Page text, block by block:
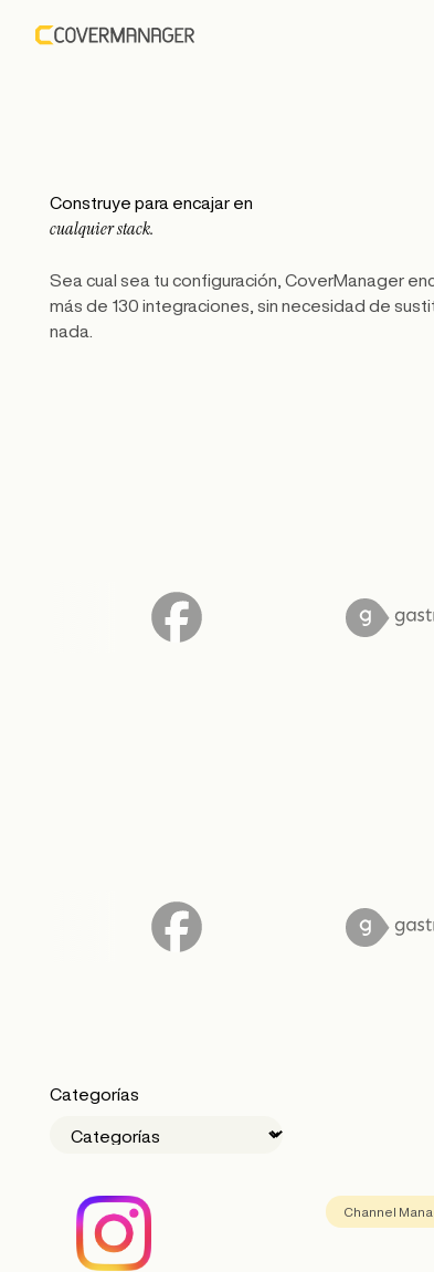
Construye para encajar en
cualquier stack.
Sea cual sea tu configuración, CoverManager
más de 130 integraciones, sin necesidad de
nada.
Categorías
Channel